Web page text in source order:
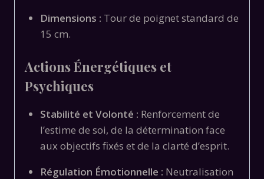
Dimensions : Tour de poignet standard de
15 cm.
Actions Énergétiques et
Psychiques
Stabilité et Volonté : Renforcement de
l’estime de soi, de la détermination face
aux objectifs fixés et de la clarté d’esprit.
Régulation Émotionnelle : Neutralisation